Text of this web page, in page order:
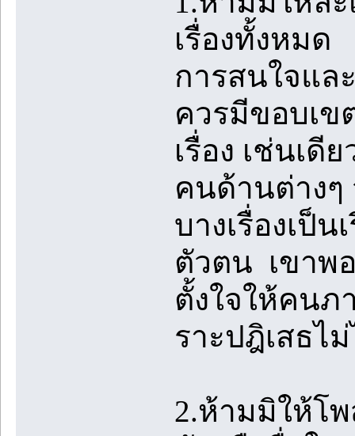
เรื่องทั้งหมด
การสนใจแล
ควรมีขอบเข
เรื่อง เช่นเ
คนด้านต่างๆ
บางเรื่องเป็น
ตัวตน เขาพ
ตั้งใจให้คนภ
ราะปฎิเสธไ
2.ห้ามมิให้โ